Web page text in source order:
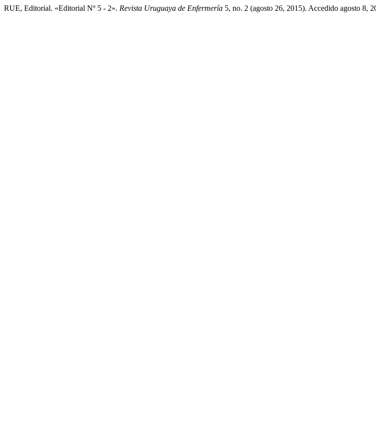
RUE, Editorial. «Editorial Nº 5 - 2». Revista Uruguaya de Enfermería 5, no. 2 (agosto 26, 2015). Accedido agosto 8,